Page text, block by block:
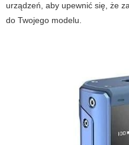
urządzeń, aby upewnić się, że
do Twojego modelu.